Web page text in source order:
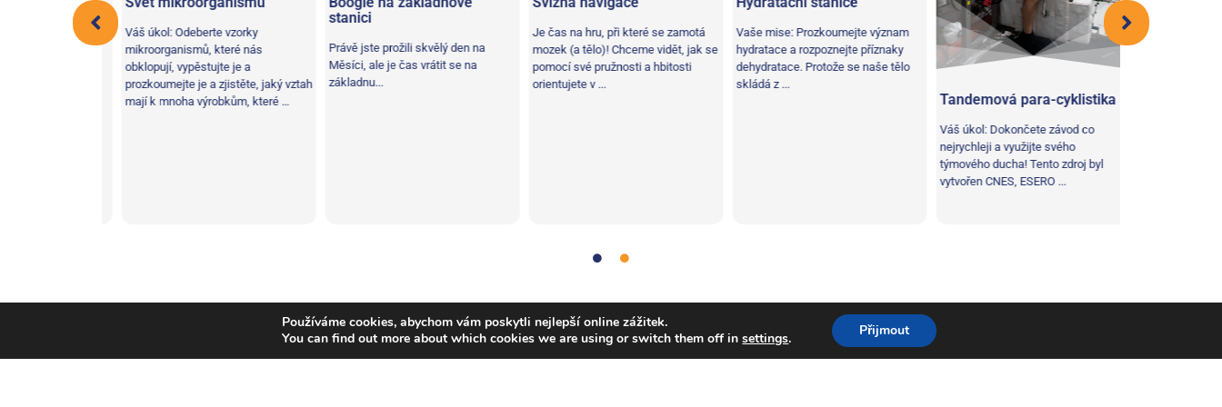
i vy si budete
způsobené
Váš úkol: Odeberte vzorky
mikroorganismů, které nás
obklopují, vypěstujte je a
prozkoumejte je a zjistěte, jaký vztah
mají k mnoha výrobkům, které …
stanici
Právě jste prožili skvělý den na
Měsíci, ale je čas vrátit se na
základnu...
Je čas na hru, při které se zamotá
mozek (a tělo)! Chceme vidět, jak se
pomocí své pružnosti a hbitosti
orientujete v ...
Vaše mise: Prozkoumejte význam
hydratace a rozpoznejte příznaky
dehydratace. Protože se naše tělo
skládá z ...
Tandemová para-cyklistika
Váš úkol: Dokončete závod co
nejrychleji a využijte svého
týmového ducha! Tento zdroj byl
vytvořen CNES, ESERO ...
Pojďme HIIT do
a připravme se
Rostliny,Řešení problémů ,Věda,Týmová práce
Používáme cookies, abychom vám poskytli nejlepší online zážitek.
You can find out more about which cookies we are using or switch them off insettings. Přijmout